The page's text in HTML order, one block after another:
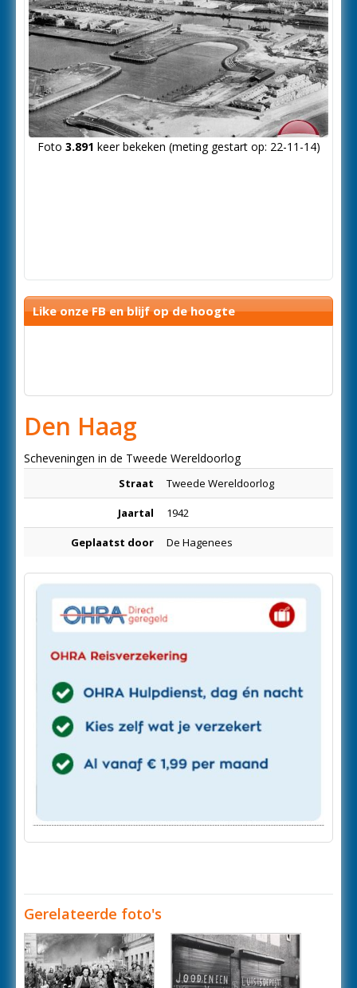
Foto 3.891 keer bekeken (meting gestart op: 22-11-14)
Like onze FB en blijf op de hoogte
Den Haag
Scheveningen in de Tweede Wereldoorlog
Straat Tweede Wereldoorlog
Jaartal 1942
Geplaatst door De Hagenees
Gerelateerde foto's